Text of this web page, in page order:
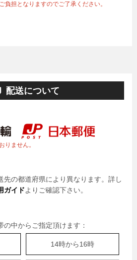
担となりますのでご了承ください。
配送について
りません。
先の都道府県により異なります。詳し
ガイドよりご確認下さい。
の中からご指定頂けます：
14時から16時